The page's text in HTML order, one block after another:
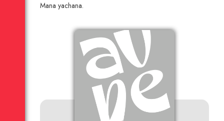
mana yachana.